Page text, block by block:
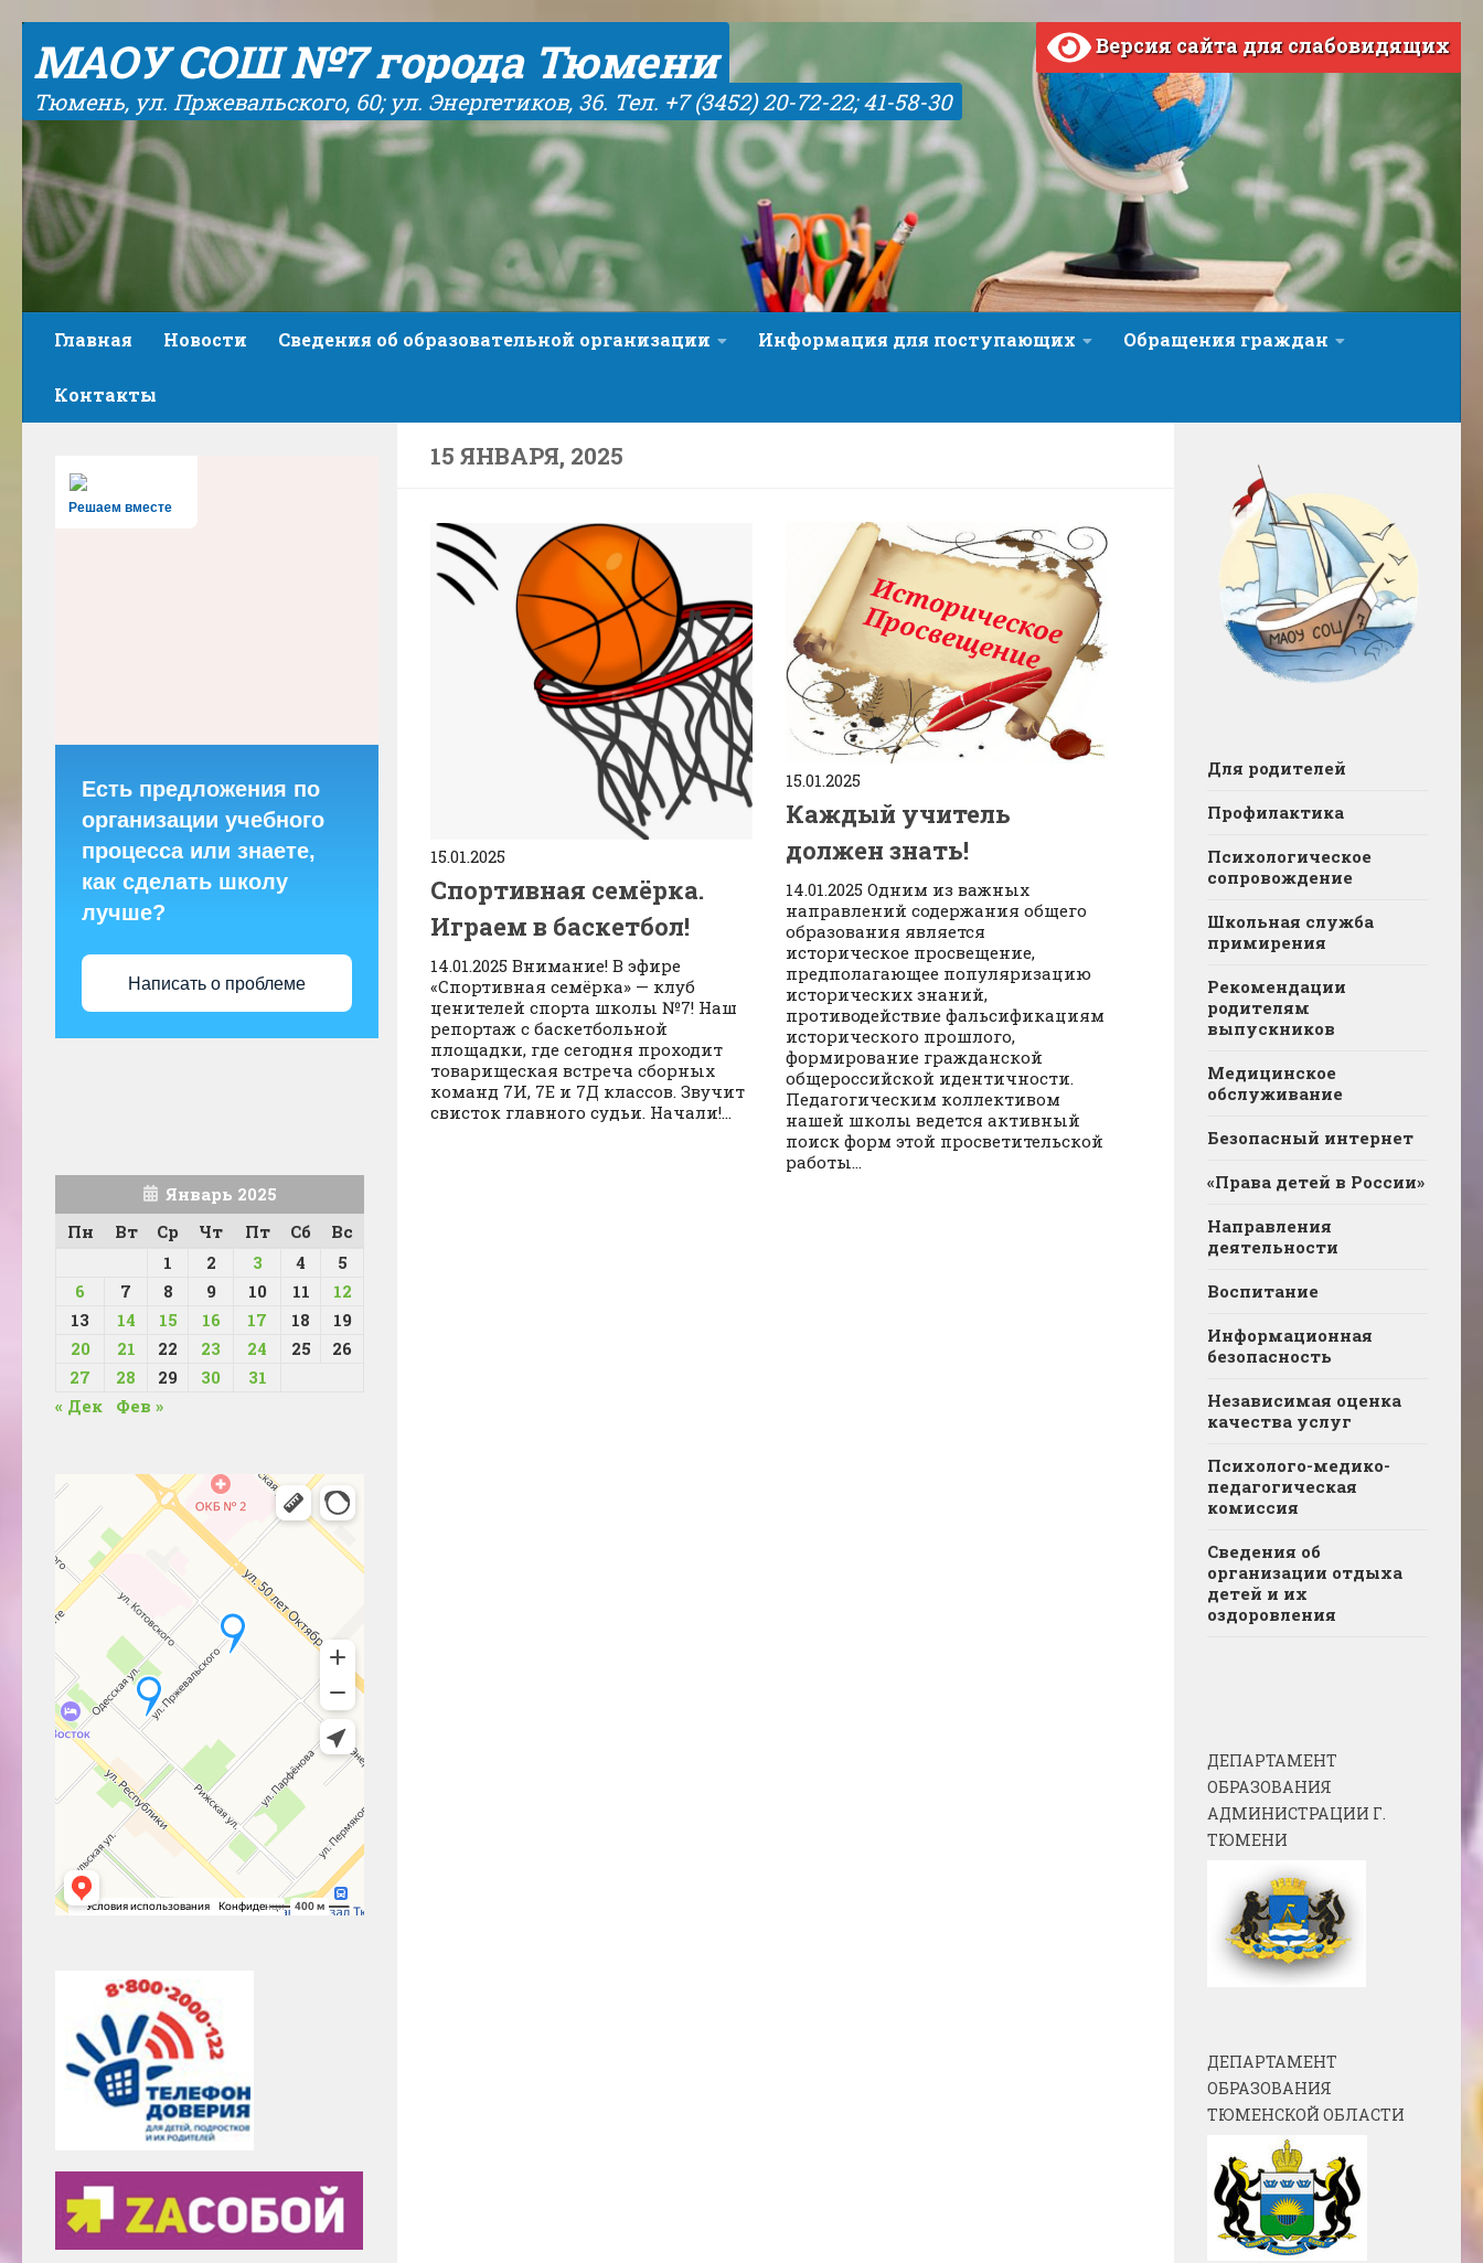
МАОУ СОШ №7 города Тюмени
Тюмень, ул. Пржевальского, 60; ул. Энергетиков, 36. Тел. +7 (3452) 20-72-22; 41-58-30
Версия сайта для слабовидящих
Главная Новости Сведения об образовательной организации Информация для поступающих Обращения граждан
Контакты
15 ЯНВАРЯ, 2025
15.01.2025
Спортивная семёрка.
Играем в баскетбол!
14.01.2025 Внимание! В эфире
«Спортивная семёрка» — клуб
ценителей спорта школы №7! Наш
репортаж с баскетбольной
площадки, где сегодня проходит
товарищеская встреча сборных
команд 7И, 7Е и 7Д классов. Звучит
свисток главного судьи. Начали!...
15.01.2025
Каждый учитель
должен знать!
14.01.2025 Одним из важных
направлений содержания общего
образования является
историческое просвещение,
предполагающее популяризацию
исторических знаний,
противодействие фальсификациям
исторического прошлого,
формирование гражданской
общероссийской идентичности.
Педагогическим коллективом
нашей школы ведется активный
поиск форм этой просветительской
работы...
Решаем вместе
Есть предложения по
организации учебного
процесса или знаете,
как сделать школу
лучше?
Написать о проблеме
Январь 2025
Пн
Вт Ср Чт Пт Сб
Вс
1
2 3 4
5
6
7 8 9 10 11
12
13
14 15 16 17 18
19
20
21 22 23 24 25
26
27
28 29 30
31
« Дек
Фев »
Для родителей
Профилактика
Психологическое
сопровождение
Школьная служба
примирения
Рекомендации
родителям
выпускников
Медицинское
обслуживание
Безопасный интернет
«Права детей в России»
Направления
деятельности
Воспитание
Информационная
безопасность
Независимая оценка
качества услуг
Психолого-медико-
педагогическая
комиссия
Сведения об
организации отдыха
детей и их
оздоровления
ДЕПАРТАМЕНТ
ОБРАЗОВАНИЯ
АДМИНИСТРАЦИИ Г.
ТЮМЕНИ
ДЕПАРТАМЕНТ
ОБРАЗОВАНИЯ
ТЮМЕНСКОЙ ОБЛАСТИ